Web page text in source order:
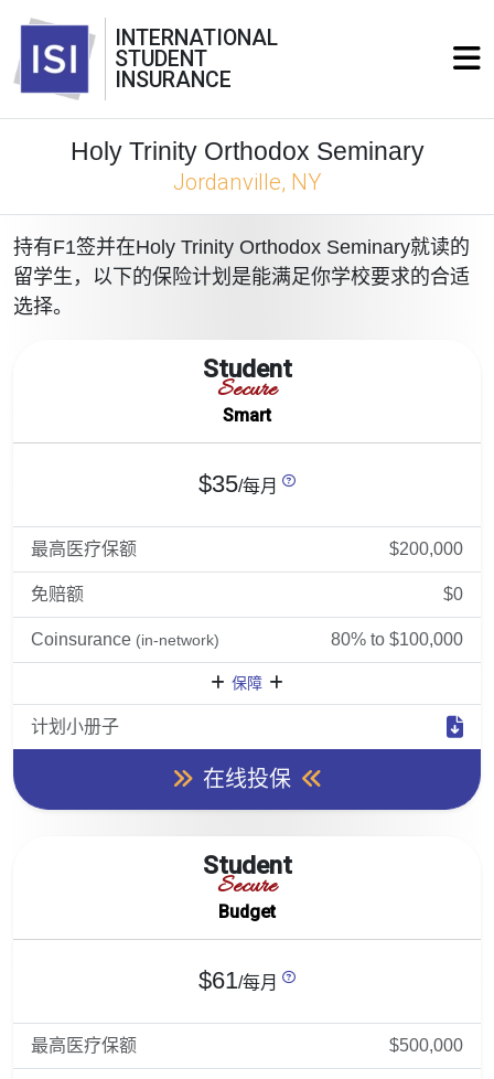
INTERNATIONAL
STUDENT
INSURANCE
Holy Trinity Orthodox Seminary
Jordanville, NY
持有F1签并在Holy Trinity Orthodox Seminary就读的
留学生，以下的保险计划是能满足你学校要求的合适
选择。
Student
Secure
Smart
$35/每月
最高医疗保额 $200,000
免赔额 $0
Coinsurance (in-network) 80% to $100,000
保障
计划小册子
在线投保
Student
Secure
Budget
$61/每月
最高医疗保额 $500,000